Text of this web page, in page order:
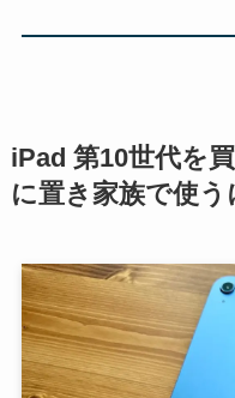
iPad 第10世代を
に置き家族で使う